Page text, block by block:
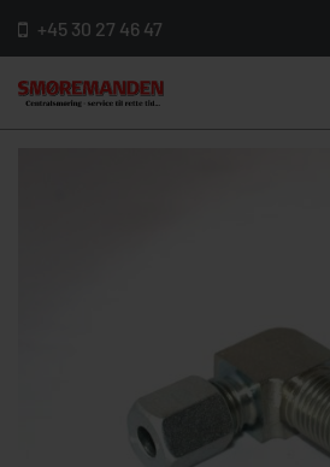
+45 30 27 46 47